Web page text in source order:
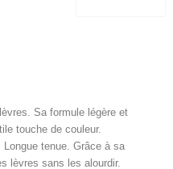
Sa formule légère et
touche de couleur.
tenue. Grâce à sa
lèvres sans les alourdir.